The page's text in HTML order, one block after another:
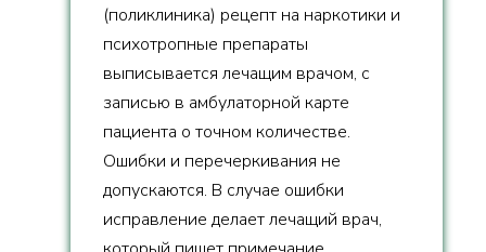
(поликлиника) рецепт на наркотики и
психотропные препараты
выписывается лечащим врачом, с
записью в амбулаторной карте
пациента о точном количестве.
Ошибки и перечеркивания не
допускаются. В случае ошибки
исправление делает лечащий врач,